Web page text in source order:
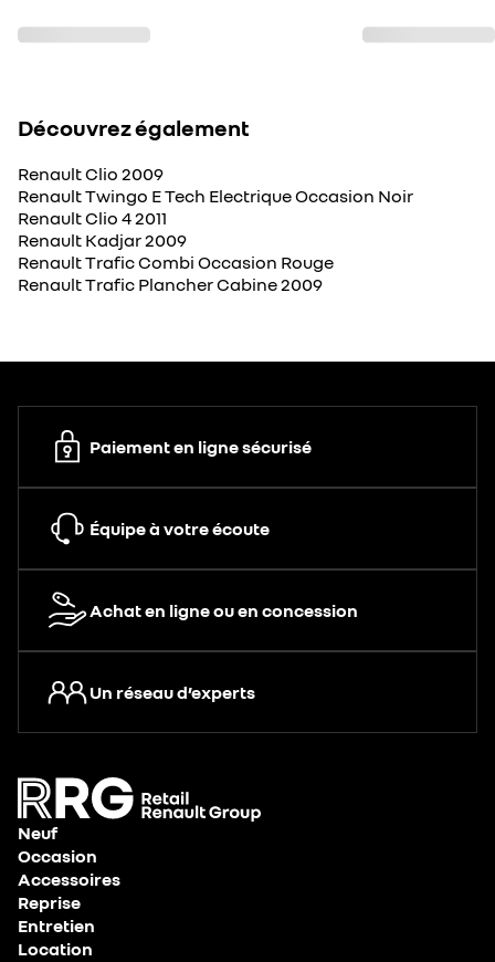
Découvrez également
Renault Clio 2009
Renault Twingo E Tech Electrique Occasion Noir
Renault Clio 4 2011
Renault Kadjar 2009
Renault Trafic Combi Occasion Rouge
Renault Trafic Plancher Cabine 2009
Paiement en ligne sécurisé
Équipe à votre écoute
Achat en ligne ou en concession
Un réseau d’experts
Neuf
Occasion
Accessoires
Reprise
Entretien
Location